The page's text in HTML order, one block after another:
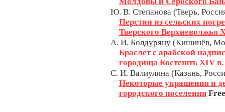
Ю. В. Степанова (Тверь,
Перстни из сельских
Тверского
А. И. Болдуряну (Кишинёв,
Браслет с арабской
городища Костешть XIV
С. И. Валиулина (Казань,
Некоторые украшения и
городского поселения